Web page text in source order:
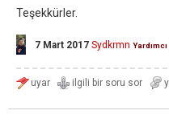
Teşekkürler.
7 Mart 2017 Sydkrmn Yardımcı